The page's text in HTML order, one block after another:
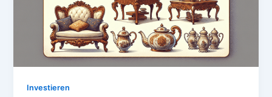
Investieren